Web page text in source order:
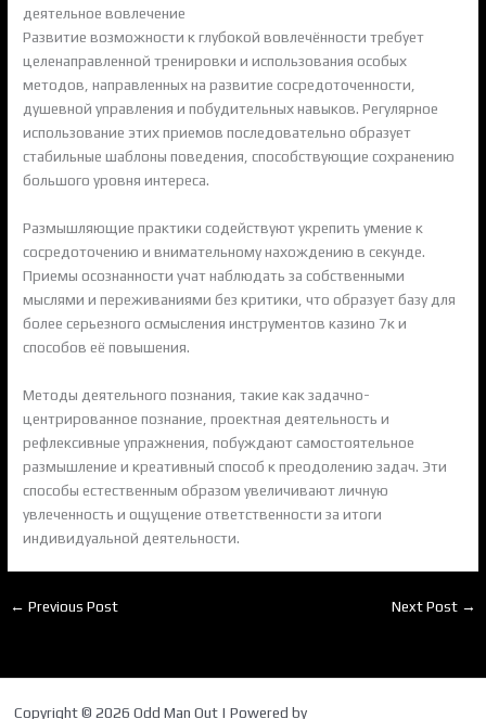
деятельное вовлечение
Развитие возможности к глубокой вовлечённости требует
целенаправленной тренировки и использования особых
методов, направленных на развитие сосредоточенности,
душевной управления и побудительных навыков. Регулярное
использование этих приемов последовательно образует
стабильные шаблоны поведения, способствующие сохранению
большого уровня интереса.
Размышляющие практики содействуют укрепить умение к
сосредоточению и внимательному нахождению в секунде.
Приемы осознанности учат наблюдать за собственными
мыслями и переживаниями без критики, что образует базу для
более серьезного осмысления инструментов казино 7к и
способов её повышения.
Методы деятельного познания, такие как задачно-
центрированное познание, проектная деятельность и
рефлексивные упражнения, побуждают самостоятельное
размышление и креативный способ к преодолению задач. Эти
способы естественным образом увеличивают личную
увлеченность и ощущение ответственности за итоги
индивидуальной деятельности.
← Previous Post Next Post →
Copyright © 2026 Odd Man Out | Powered by